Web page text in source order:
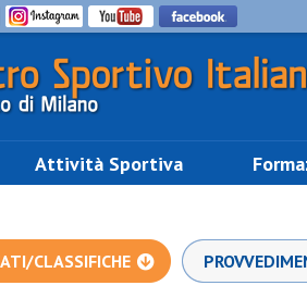
Attività Sportiva
CLASSIFICHE